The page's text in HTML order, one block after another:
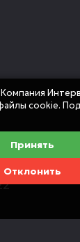
cookie.
Принять
Отклонить